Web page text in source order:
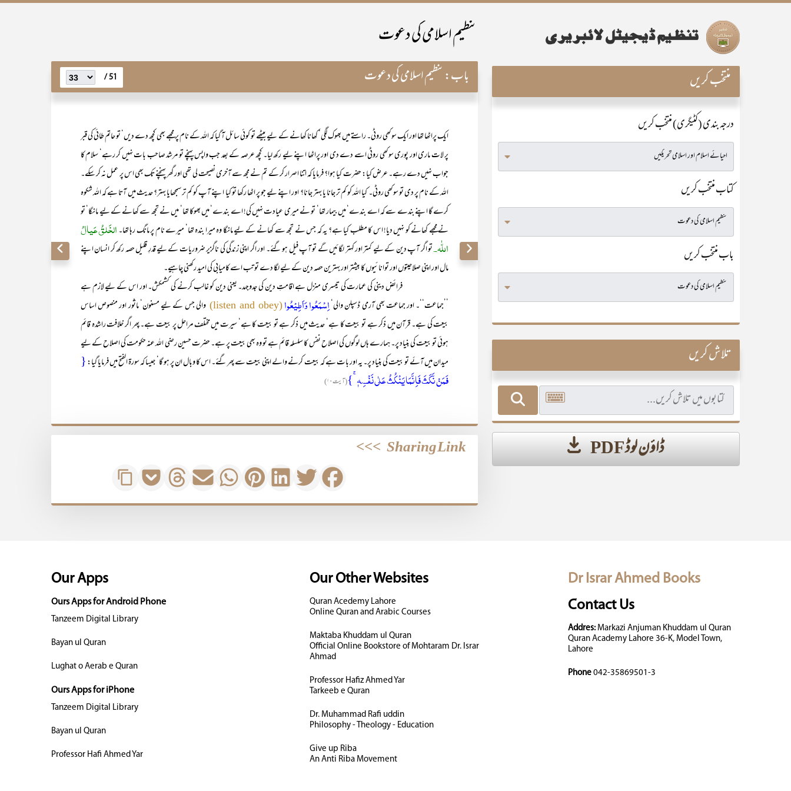
تنظیم اسلامی کی دعوت
باب:تنظیم اسلامی کی دعوت 51 /
ایک پراٹھا تھا اور ایک سوکھی روٹی۔ راستے میں بھوک لگی‘ کھانا کھانے کے لیے بیٹھے تو کوئی سائل آ گیا کہ اللہ کے نام پر مجھے بھی کچھ دے دیں‘ تو حاتم طائی کی قبر
پر لات ماری اور پوری سوکھی روٹی اسے دے دی اور پراٹھا اپنے لیے رکھ لیا۔ کچھ عرصہ کے بعد جب واپس پہنچے تو مرشد صاحب بات نہیں کر رہے‘ سلام کا
جواب نہیں دے رہے۔ عرض کیا: حضرت کیا ہوا؟ فرمایا کہ اتنا اصرار کر کے تم نے مجھ سے آخری نصیحت لی تھی اور گھر پہنچنے تک بھی اس پر عمل نہ کر سکے۔
اللہ کے نام پر دی تو سوکھی روٹی۔ کیا اللہ کو کم تر جانا یا بہتر جانا؟ اور اپنے لیے جو پر اٹھا رکھا تو کیا اپنے آپ کو کم تر سمجھایا بہتر؟ حدیث میں آتا ہے کہ اللہ شکوہ
کرے گا اپنے بندے سے کہ اے بندے‘ میں بیمار تھا‘ تو نے میری عیادت نہیں کی! اے بندے‘ میں بھوکا تھا‘ میں نے تجھ سے کھانے کے لیے مانگا‘ تو
نے مجھے کھانے کو نہیں دیا! اس کا مطلب کیا ہے؟ یہ کہ جس نے تجھ سے کھانے کے لیے مانگا وہ میرا بندہ تھا‘ میرے نام پر مانگ رہا تھا۔الخَلقُ عَیالُ
اللّٰہ۔تو اگر آپ دین کے لیے کمتر اور کہتر لگائیں گے تو آپ فیل ہو گئے۔ اور اگر اپنی زندگی کی ناگزیر ضروریات کے لیے قدرِ قلیل حصہ رکھ کر انسان اپنے
مال اور اپنی صلاحیتوں اور توانائیوں کا بیشتر اور بہترین حصہ دین کے لیے لگا دے تو تب اسے کامیابی کی امید رکھنی چاہیے۔
فرائض دینی کی عمارت کی تیسری منزل ہے اقامتِ دین کی جدوجہد۔ یعنی دین کو غالب کرنے کی کشمکش۔ اور اس کے لیے لازم ہے
’’جماعت‘‘۔ اور جماعت بھی آرمی ڈسپلن والی‘اِسْمَعُوا وَاَطِیْعُوا (listen and obey)
والی جس کے لیے مسنون‘ ماثور اور منصوص اساس
بیعت کی ہے۔ قرآن میں ذکر ہے تو بیعت کا ہے‘ حدیث میں ذکر ہے تو بیعت کا ہے‘ سیرت میں مختلف مراحل پر بیعت ہے۔ پھر اگر خلافت راشدہ قائم
ہوئی تو بیعت کی بنیاد پر۔ ہمارے ہاں لوگوں کی اصلاح نفس کا سلسلہ قائم ہے تو وہ بھی بیعت پر ہے۔ حضرت حسین رضی اللہ عنہ حکومت کی اصلاح کے لیے
میدان میں آئے تو بیعت کی بنیاد پر۔ یہ اور بات ہے کہ بیعت کرنے والے اپنی بیعت سے پھر گئے۔ اس کا وبال ان پر ہو گا‘ جیسا کہ سورۃ الفتح میں فرمایا گیا:{
فَمَنۡ نَّکَثَ فَاِنَّمَا یَنۡکُثُ عَلٰی نَفۡسِہٖ ۚ}(آیت ۱۰)
Sharing Link
>>>
منتخب کریں
درجہ بندی (کٹیگری) منتخب کریں
کتاب منتخب کریں
باب منتخب کریں
تلاش کریں
ڈاؤن لوڈ PDF
Dr Israr Ahmed Books
Contact Us
Addres:Markazi Anjuman Khuddam ul Quran
Quran Academy Lahore 36-K, Model Town,
Lahore
Phone 042-35869501-3
Our Other Websites
Quran Acedemy Lahore
Online Quran and Arabic Courses
Maktaba Khuddam ul Quran
Official Online Bookstore of Mohtaram Dr. Israr
Ahmad
Professor Hafiz Ahmed Yar
Tarkeeb e Quran
Dr. Muhammad Rafi uddin
Philosophy - Theology - Education
Give up Riba
An Anti Riba Movement
Our Apps
Ours Apps for Android Phone
Tanzeem Digital Library
Bayan ul Quran
Lughat o Aerab e Quran
Ours Apps for iPhone
Tanzeem Digital Library
Bayan ul Quran
Professor Hafi Ahmed Yar